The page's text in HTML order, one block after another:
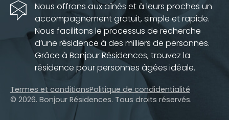
Nous offrons aux aînés et à leurs proches un
accompagnement gratuit, simple et rapide.
Nous facilitons le processus de recherche
d’une résidence à des milliers de personnes.
Grâce à Bonjour Résidences, trouvez la
résidence pour personnes âgées idéale.
Termes et conditionsPolitique de condidentialité
© 2026. Bonjour Résidences. Tous droits réservés.